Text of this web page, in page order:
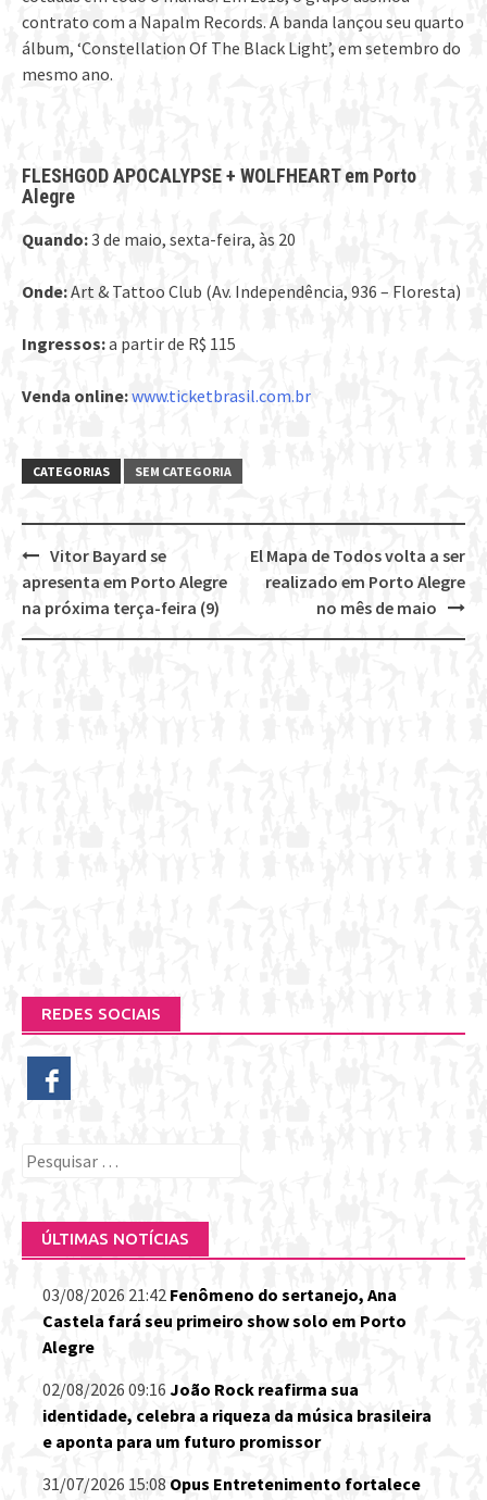
contrato com a Napalm Records. A banda lançou seu quarto
álbum, ‘Constellation Of The Black Light’, em setembro do
mesmo ano.
FLESHGOD APOCALYPSE + WOLFHEART em Porto
Alegre
Quando:3 de maio, sexta-feira, às 20
Onde:Art & Tattoo Club (Av. Independência, 936 – Floresta)
Ingressos:a partir de R$ 115
Venda online:www.ticketbrasil.com.br
CATEGORIAS SEM CATEGORIA
Post
navigation
El Mapa de Todos volta a ser
realizado em Porto Alegre
no mês de maio
Vitor Bayard se
apresenta em Porto Alegre
na próxima terça-feira (9)
REDES SOCIAIS
Pesquisar
ÚLTIMAS NOTÍCIAS
03/08/2026 21:42 Fenômeno do sertanejo, Ana
Castela fará seu primeiro show solo em Porto
Alegre
02/08/2026 09:16 João Rock reafirma sua
identidade, celebra a riqueza da música brasileira
e aponta para um futuro promissor
31/07/2026 15:08 Opus Entretenimento fortalece